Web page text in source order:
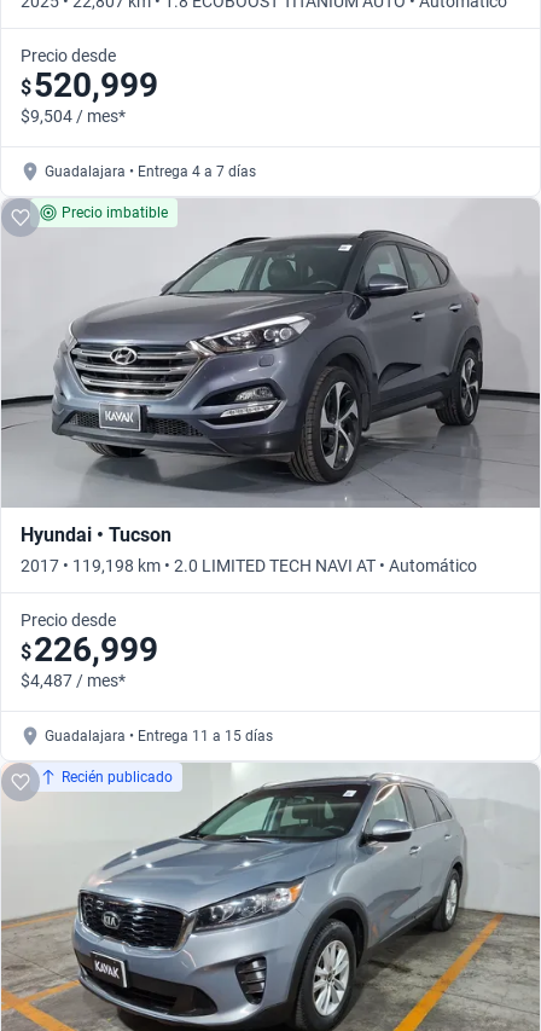
Precio desde
$520,999
$9,504 / mes*
Guadalajara • Entrega 4 a 7 días
Precio imbatible
Hyundai • Tucson
2017 • 119,198 km • 2.0 LIMITED TECH NAVI AT • Automático
Precio desde
$226,999
$4,487 / mes*
Guadalajara • Entrega 11 a 15 días
Recién publicado